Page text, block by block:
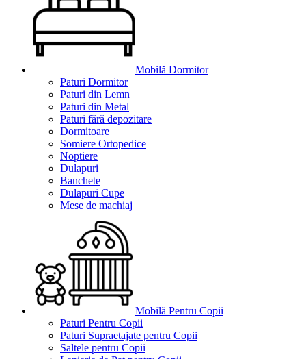
Mobilă Dormitor
Paturi Dormitor
Paturi din Lemn
Paturi din Metal
Paturi fără depozitare
Dormitoare
Somiere Ortopedice
Noptiere
Dulapuri
Banchete
Dulapuri Cupe
Mese de machiaj
Mobilă Pentru Copii
Paturi Pentru Copii
Paturi Supraetajate pentru Copii
Saltele pentru Copii